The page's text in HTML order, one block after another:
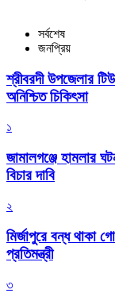
সর্বশেষ
জনপ্রিয়
শ্রীবরদী উপজেলার
অনিশ্চিত চিকিৎসা
১
জামালগঞ্জে হামলার
বিচার দাবি
২
মির্জাপুরে বন্ধ থাকা
প্রতিমন্ত্রী
৩